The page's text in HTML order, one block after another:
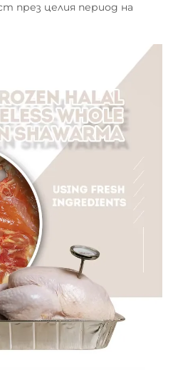
през целия период на